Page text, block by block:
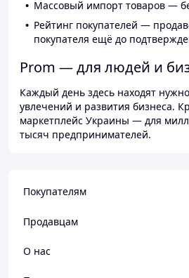
Массовый импорт товаров —
Рейтинг покупателей —
покупателя ещё до
Prom — для людей и
Каждый день здесь находят
увлечений и развития бизнеса.
маркетплейс Украины — для
тысяч предпринимателей.
Покупателям
Продавцам
О нас